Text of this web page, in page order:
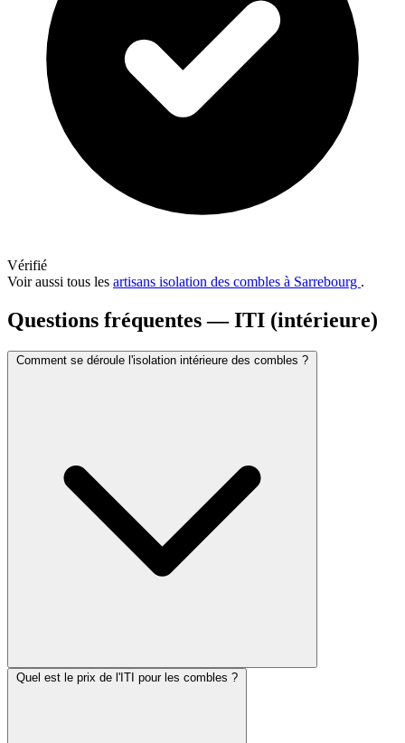
Vérifié
Voir aussi tous les artisans isolation des combles à Sarrebourg .
Questions fréquentes — ITI (intérieure)
Comment se déroule l'isolation intérieure des combles ?
Quel est le prix de l'ITI pour les combles ?